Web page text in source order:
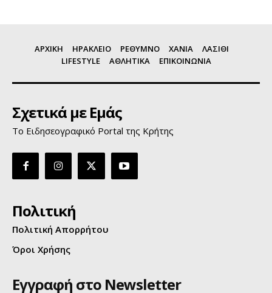
ΑΡΧΙΚΗ ΗΡΑΚΛΕΙΟ ΡΕΘΥΜΝΟ ΧΑΝΙΑ
ΛΑΣΙΘΙ
LIFESTYLE
ΑΘΛΗΤΙΚΑ ΕΠΙΚΟΙΝΩΝΙΑ
Σχετικά με Εμάς
Το Ειδησεογραφικό Portal της Κρήτης
Πολιτική
Πολιτική Απορρήτου
Όροι Χρήσης
Εγγραφή στο Newsletter